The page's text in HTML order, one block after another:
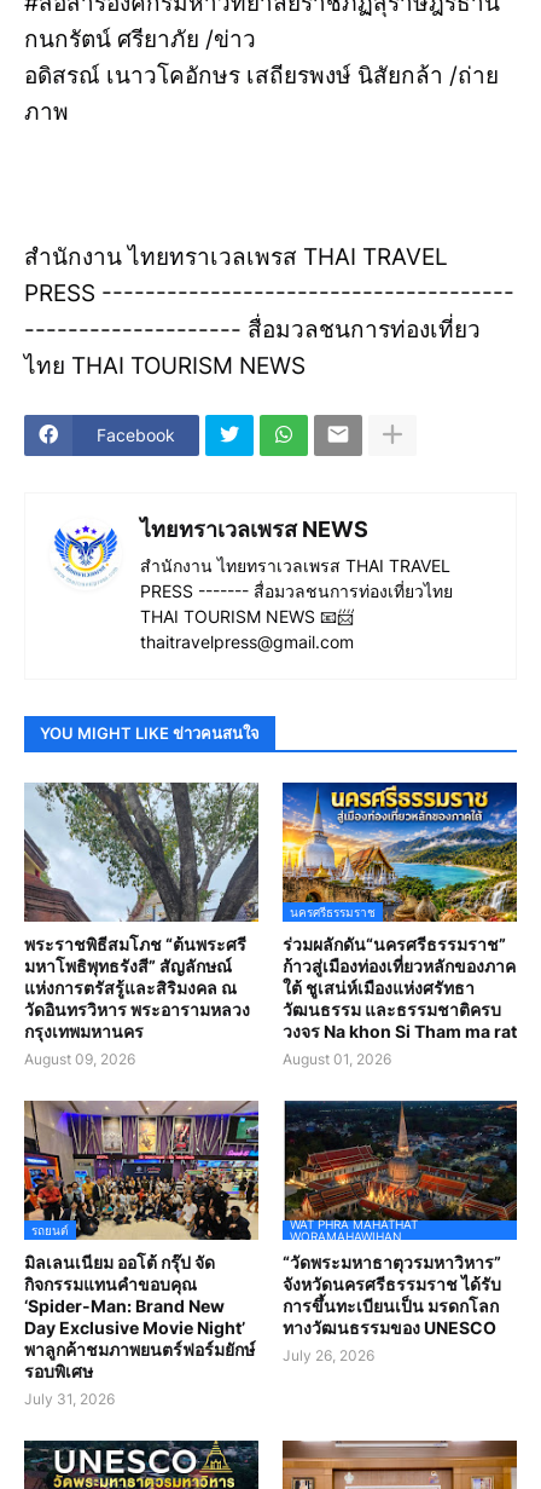
กนกรัตน์ ศรียาภัย /ข่าว
อดิสรณ์ เนาวโคอักษร เสถียรพงษ์ นิสัยกล้า /ถ่าย
ภาพ
สำนักงาน ไทยทราเวลเพรส THAI TRAVEL
PRESS --------------------------------------
-------------------- สื่อมวลชนการท่องเที่ยว
ไทย THAI TOURISM NEWS
Facebook
ไทยทราเวลเพรส NEWS
สำนักงาน ไทยทราเวลเพรส THAI TRAVEL
PRESS ------- สื่อมวลชนการท่องเที่ยวไทย
THAI TOURISM NEWS 📧📨
thaitravelpress@gmail.com
YOU MIGHT LIKE ข่าวคนสนใจ
พระราชพิธีสมโภช “ต้นพระศรี
มหาโพธิพุทธรังสี” สัญลักษณ์
แห่งการตรัสรู้และสิริมงคล ณ
วัดอินทรวิหาร พระอารามหลวง
กรุงเทพมหานคร
August 09, 2026
นครศรีธรรมราช
ร่วมผลักดัน“นครศรีธรรมราช”
ก้าวสู่เมืองท่องเที่ยวหลักของภาค
ใต้ ชูเสน่ห์เมืองแห่งศรัทธา
วัฒนธรรม และธรรมชาติครบ
วงจร Na khon Si Tham ma rat
August 01, 2026
รถยนต์
มิลเลนเนียม ออโต้ กรุ๊ป จัด
กิจกรรมแทนคำขอบคุณ
‘Spider-Man: Brand New
Day Exclusive Movie Night’
พาลูกค้าชมภาพยนตร์ฟอร์มยักษ์
รอบพิเศษ
July 31, 2026
WAT PHRA MAHATHAT
WORAMAHAWIHAN
“วัดพระมหาธาตุวรมหาวิหาร”
จังหวัดนครศรีธรรมราช ได้รับ
การขึ้นทะเบียนเป็น มรดกโลก
ทางวัฒนธรรมของ UNESCO
July 26, 2026